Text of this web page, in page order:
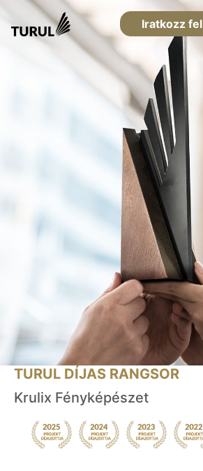
Iratkozz fel
TURUL DÍJAS RANGSOR
Krulix Fényképészet